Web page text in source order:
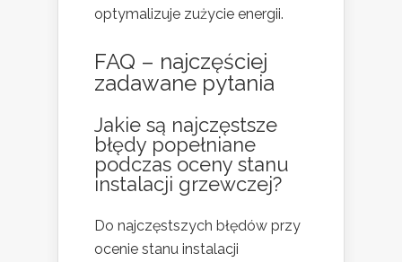
optymalizuje zużycie energii.
FAQ – najczęściej
zadawane pytania
Jakie są najczęstsze
błędy popełniane
podczas oceny stanu
instalacji grzewczej?
Do najczęstszych błędów przy
ocenie stanu instalacji